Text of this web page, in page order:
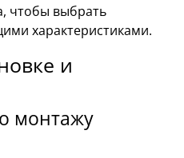
чтобы выбрать
характеристиками.
и
монтажу